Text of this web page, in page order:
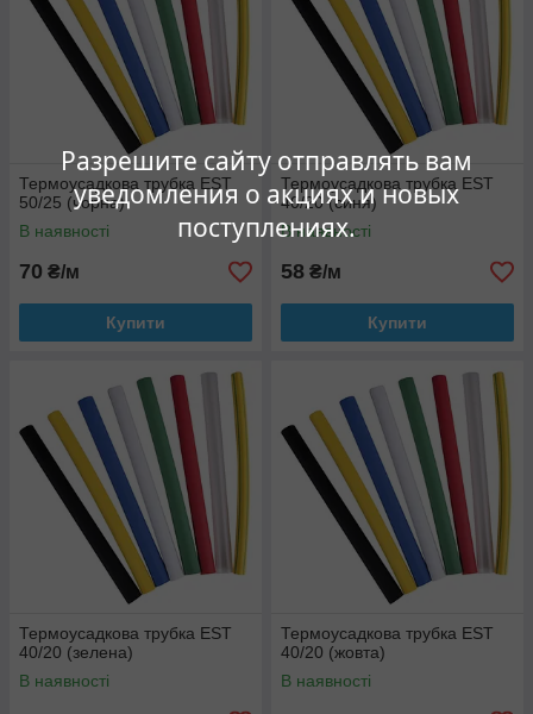
Разрешите сайту отправлять вам
уведомления о акциях и новых
поступлениях.
Термоусадкова трубка EST
50/25 (чорна)
В наявності
70 ₴/м
Купити
Термоусадкова трубка EST
40/20 (синя)
В наявності
58 ₴/м
Купити
Термоусадкова трубка EST
40/20 (зелена)
В наявності
Термоусадкова трубка EST
40/20 (жовта)
В наявності